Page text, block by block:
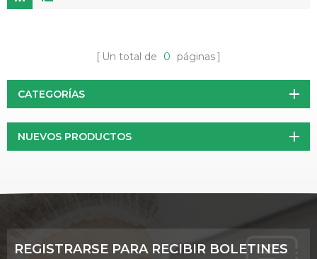
Un total de 0 páginas
CATEGORÍAS
NUEVOS PRODUCTOS
REGISTRARSE PARA RECIBIR BOLETINES